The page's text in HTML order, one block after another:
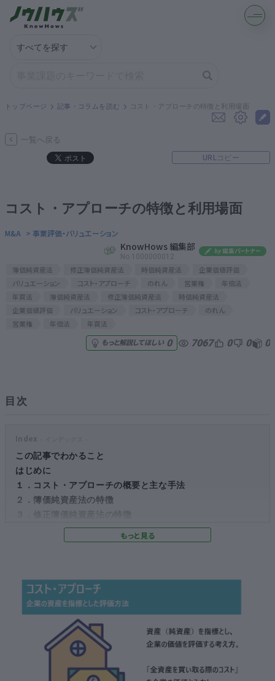
解決策を募集する
契約書ひな型を探す
専門家に電話する
無料で株価を算定
資本政策を無料でお試し
無料でアンケート
匿名360°評価
トップページ 記事・コラムを読む コスト・アプローチの特徴と利用場面
一覧へ戻る
URLコピー
コスト・アプローチの特徴と利用場面
M&A > 事業評価・バリュエーション
KnowHows 編集部
No.1000000012
簿価純資産法 修正簿価純資産法 時価純資産法
企業価値評価
バリュエーション
コスト・アプローチ のれん 営業権
年倍法
年買法
簿価純資産法 修正簿価純資産法
時価純資産法
企業価値評価
バリュエーション コスト・アプローチ
のれん
営業権
年倍法 年買法
もっと解説してほしい 0 7067 0 0 0
目次
この記事でわかること
はじめに
１．コスト・アプローチの概要と主な手法
２．簿価純資産法の特徴
４．時価純資産法の特徴
５．のれん（営業権）の評価に使われる「年倍法」